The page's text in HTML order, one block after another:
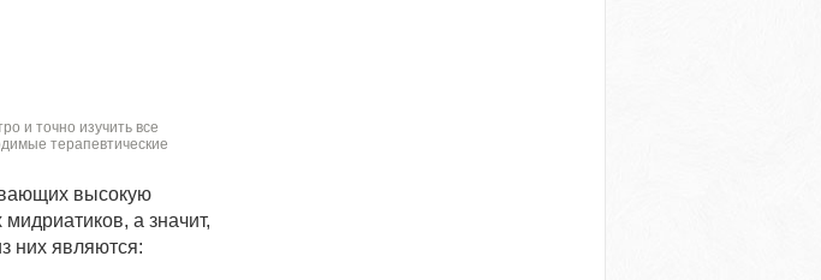
и точно изучить все
терапевтические
высокую
а значит,
них являются: